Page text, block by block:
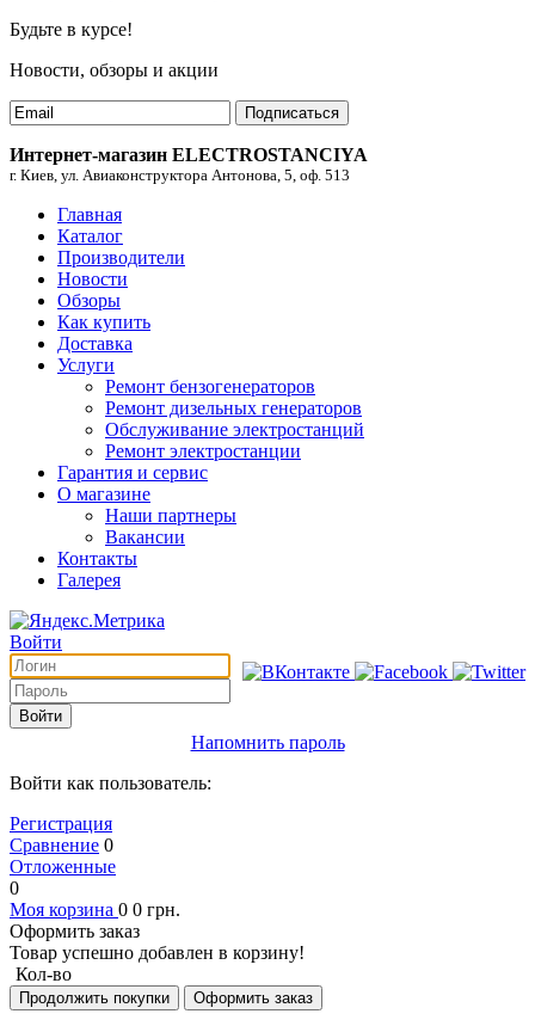
Будьте в курсе!
Новости, обзоры и акции
Подписаться
Интернет-магазин ELECTROSTANCIYA
г. Киев, ул. Авиаконструктора Антонова, 5, оф. 513
Главная
Каталог
Производители
Новости
Обзоры
Как купить
Доставка
Услуги
Ремонт бензогенераторов
Ремонт дизельных генераторов
Обслуживание электростанций
Ремонт электростанции
Гарантия и сервис
О магазине
Наши партнеры
Вакансии
Контакты
Галерея
Войти
Войти
Напомнить пароль
Войти как пользователь:
Регистрация
Сравнение 0
Отложенные
0
Моя корзина 0 0 грн.
Оформить заказ
Товар успешно добавлен в корзину!
Кол-во
Продолжить покупки Оформить заказ